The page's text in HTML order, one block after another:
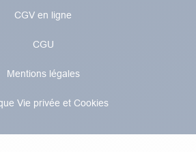
CGV en ligne
CGU
Mentions légales
Vie privée et Cookies